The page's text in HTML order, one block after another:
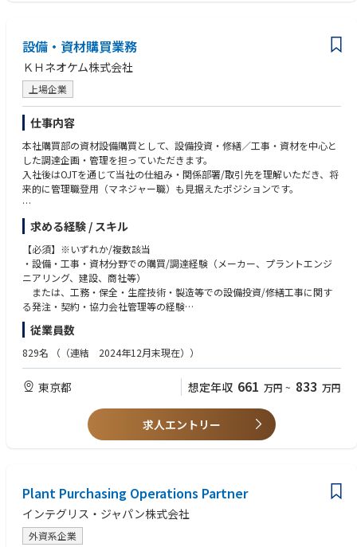
メイン、海外メインと柔軟に検討します。
【仕事の魅力】
・日本を含むグローバルの工場や販売会社を俯瞰し需要、供給、在庫の全
体最適や意思決定に関わります。
・在庫、FCF、ROIC等の経営指標に直結する意思決定に携わり、経営に近
い視点で業務を遂行できます。
・SAP／IBPやAI活用など、S&OP高度化の最前線で新しい仕組みづくりに
挑戦できます。
・工場、営業、マーケティング、経理など社内全部門や海外拠点と幅広く
関わることができます。
・医療現場・患者の皆様・製薬企業など幅広いお客様に対し、医療を支え
るソリューション提供に貢献できます。
設備・資材購買業務
ＫＨネオケム株式会社
上場企業
仕事内容
本社購買部の資材設備購買として、設備投資・修繕／工事・資材を中心と
した調達企画・管理を担っていただきます。
入社後はOJTを通じて当社の仕組み・関係部署/取引先を理解いただき、将
来的に管理職登用（マネジャー職）も見据えたポジションです。
【主な業務】
1) 設備投資・修繕／工事・資材の調達
・調達方針/入札・見積戦略の策定、見積評価、ベンダー/コントラクター
選定
・価格/契約条件交渉、発注決裁に向けた検討・稟議、契約書/登録書管理
・スケジュール・品質要件を踏まえた全体マネジメント（社内関係部門と
の調整含む）
2) 副原料・触媒等／消耗品類の調達に関する統括管理
・担当者支援、サプライヤ評価・関係強化、コスト最適化、BCP観点での
ソース強化
3) 調達企画・ガバナンス
※コスト・品質・納期を考慮した調達改善や、設備・資材の見直し提案
■本ポジションの魅力
・設備投資・修繕／工事の中～大型案件を中心に、会社のコスト・リス
ク・プロジェクト進捗に直結する意思決定に関与できます。
・本社機能として各工場・関係部署と連携し、調達戦略/プロセス整備な
求める経験 / スキル
【必須】※いずれか/複数該当
・設備・工事・資材分野での購買/調達経験（メーカー、プラントエンジ
ニアリング、建設、商社等）
または、工務・保全・生産技術・製造等での設備投資/修繕工事に関す
る発注・契約・協力会社管理等の経験
・見積評価、ベンダー選定、価格交渉、契約実務のいずれかの経験
・社内外ステークホルダーを巻き込んだ調整/推進力（プロジェクト推進
含む）
【歓迎】
・化学/石油化学プラント設備・工事に関する知見
・工事請負契約（約款含む）や契約リスク評価の経験、法務部門等との折
・カテゴリ戦略/調達企画、購買プロセス改善、CSR調達の経験
従業員数
829名 （（連結 2024年12月末現在））
東京都 想定年収 661 万円 ~ 833 万円
求人エントリー
Plant Purchasing Operations Partner
インテグリス・ジャパン株式会社
外資系企業